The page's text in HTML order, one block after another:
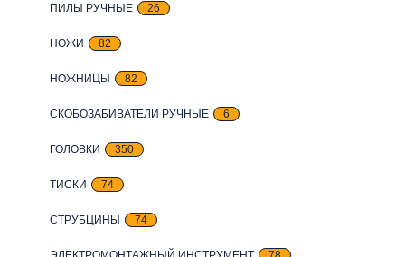
ПИЛЫ РУЧНЫЕ 26
НОЖИ 82
НОЖНИЦЫ 82
СКОБОЗАБИВАТЕЛИ РУЧНЫЕ 6
ГОЛОВКИ 350
ТИСКИ 74
СТРУБЦИНЫ 74